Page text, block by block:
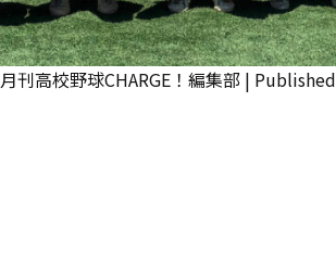
月刊高校野球CHARGE！編集部 | Published